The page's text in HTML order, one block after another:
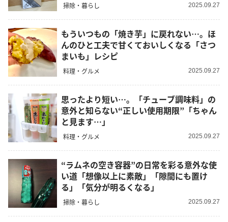
掃除・暮らし 2025.09.27
もういつもの「焼き芋」に戻れない…。ほ
んのひと工夫で甘くておいしくなる「さつ
まいも」レシピ
料理・グルメ 2025.09.27
思ったより短い…。「チューブ調味料」の
意外と知らない“正しい使用期限”「ちゃん
と見ます…」
料理・グルメ 2025.09.27
“ラムネの空き容器”の日常を彩る意外な使
い道「想像以上に素敵」「隙間にも置け
る」「気分が明るくなる」
掃除・暮らし 2025.09.27